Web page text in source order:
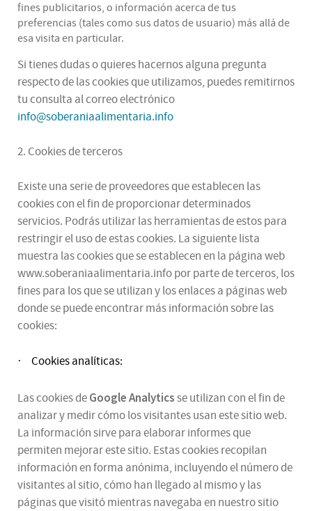
fines publicitarios, o información acerca de tus
preferencias (tales como sus datos de usuario) más allá de
esa visita en particular.
Si tienes dudas o quieres hacernos alguna pregunta
respecto de las cookies que utilizamos, puedes remitirnos
tu consulta al correo electrónico
info@soberaniaalimentaria.info
2. Cookies de terceros
Existe una serie de proveedores que establecen las
cookies con el fin de proporcionar determinados
servicios. Podrás utilizar las herramientas de estos para
restringir el uso de estas cookies. La siguiente lista
muestra las cookies que se establecen en la página web
www.soberaniaalimentaria.info por parte de terceros, los
fines para los que se utilizan y los enlaces a páginas web
donde se puede encontrar más información sobre las
cookies:
· Cookies analíticas:
Las cookies deGoogle Analyticsse utilizan con el fin de
analizar y medir cómo los visitantes usan este sitio web.
La información sirve para elaborar informes que
permiten mejorar este sitio. Estas cookies recopilan
información en forma anónima, incluyendo el número de
visitantes al sitio, cómo han llegado al mismo y las
páginas que visitó mientras navegaba en nuestro sitio